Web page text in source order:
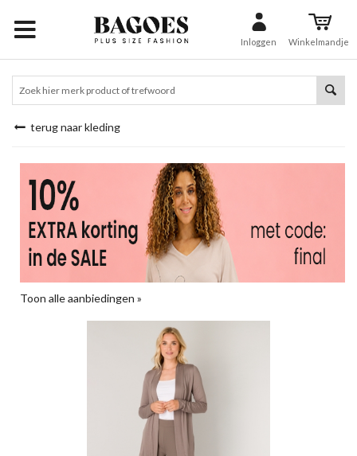
Inloggen Winkelmandje
terug naar kleding
Toon alle aanbiedingen »